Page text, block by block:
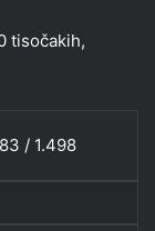
tisočakih,
/ 1.498